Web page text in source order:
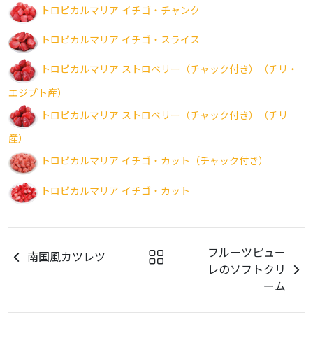
トロピカルマリア イチゴ・チャンク
トロピカルマリア イチゴ・スライス
トロピカルマリア ストロベリー（チャック付き）（チリ・
エジプト産）
トロピカルマリア ストロベリー（チャック付き）（チリ
産）
トロピカルマリア イチゴ・カット（チャック付き）
トロピカルマリア イチゴ・カット
南国風カツレツ
フルーツピュー
レのソフトクリ
ーム